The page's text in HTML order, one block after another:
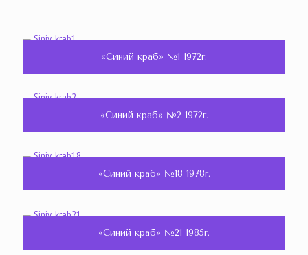
«Синий краб» №1 1972г.
«Синий краб» №2 1972г.
«Синий краб» №18 1978г.
«Синий краб» №21 1985г.